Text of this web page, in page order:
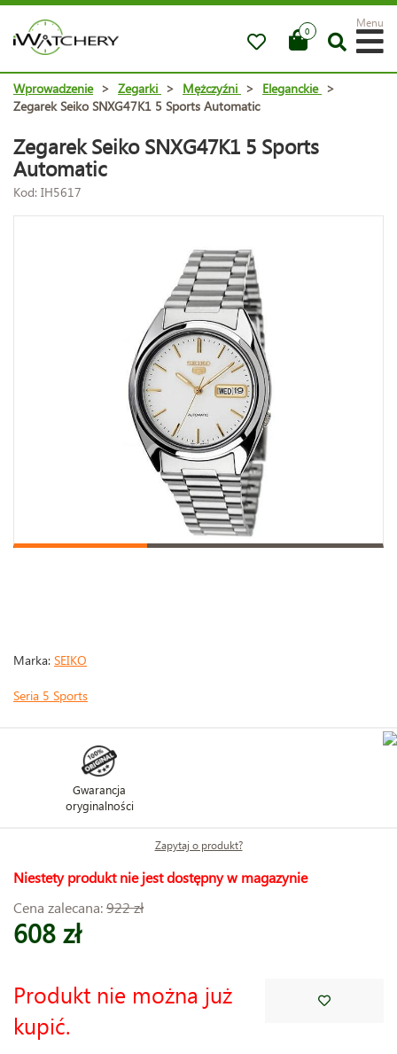
0
Menu
Wprowadzenie > Zegarki > Mężczyźni > Eleganckie >
Zegarek Seiko SNXG47K1 5 Sports Automatic
Zegarek Seiko SNXG47K1 5 Sports
Automatic
Kod: IH5617
Marka: SEIKO
Seria 5 Sports
Gwarancja
oryginalności
Zapytaj o produkt?
Niestety produkt nie jest dostępny w magazynie
Cena zalecana:922 zł
608 zł
Produkt nie można już
kupić.